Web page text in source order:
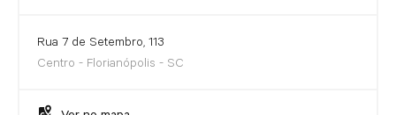
Rua 7 de Setembro, 113
Centro - Florianópolis - SC